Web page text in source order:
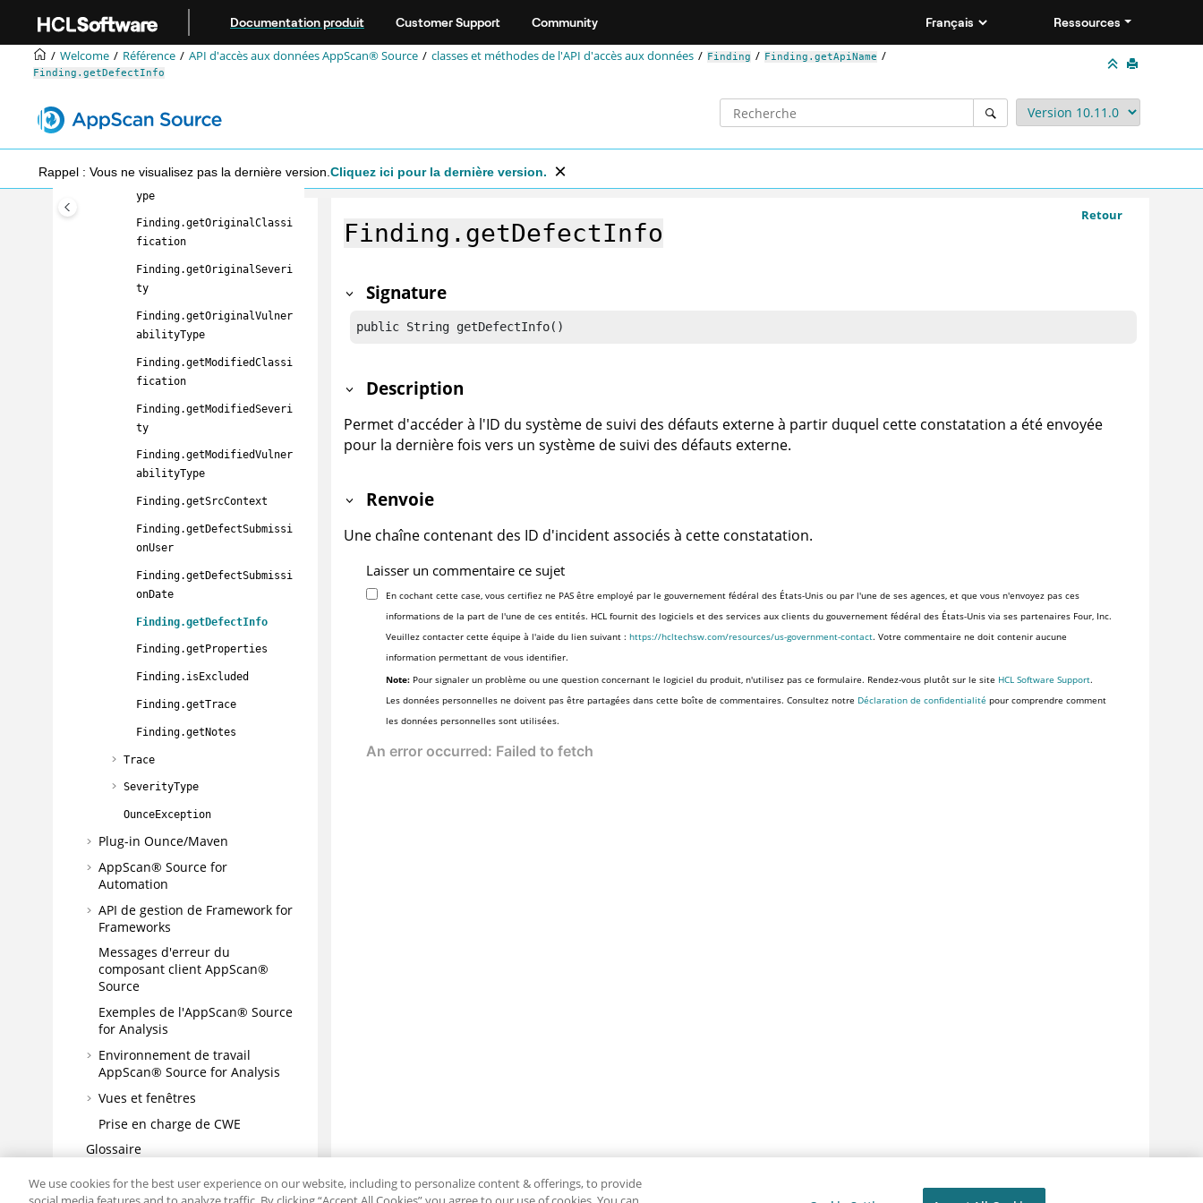
Documentation produit Customer Support Community Ressources
Welcome Référence API d'accès aux donnéesAppScan® Source classes et méthodes de l'API d'accès aux données Finding
Finding.getApiName
Finding.getDefectInfo
Rappel : Vous ne visualisez pas la dernière version. Cliquez ici pour la dernière version.
Finding.getFilename
Finding.getLineNumber
Finding.getApiName
Finding.getClassification
Finding.getSeverity
Finding.getVulnerabilityT
ype
Finding.getOriginalClassi
fication
Finding.getOriginalSeveri
ty
Finding.getOriginalVulner
abilityType
Finding.getModifiedClassi
fication
Finding.getModifiedSeveri
ty
Finding.getModifiedVulner
abilityType
Finding.getSrcContext
Finding.getDefectSubmissi
onUser
Finding.getDefectSubmissi
onDate
Finding.getDefectInfo
Finding.getProperties
Finding.isExcluded
Finding.getTrace
Finding.getNotes
Trace
SeverityType
OunceException
Plug-in Ounce/Maven
AppScan® Source for
Automation
API de gestion de Framework for
Frameworks
Messages d'erreur du
composant client AppScan®
Source
Exemples de l'AppScan® Source
for Analysis
Environnement de travail
AppScan® Source for Analysis
Vues et fenêtres
Prise en charge de CWE
Glossaire
Traitement des incidents et support
Retour
Finding.getDefectInfo
Signature
public String getDefectInfo()
Description
Permet d'accéder à l'ID du système de suivi des défauts externe à partir duquel cette constatation a été envoyée
pour la dernière fois vers un système de suivi des défauts externe.
Renvoie
Une chaîne contenant des ID d'incident associés à cette constatation.
Laisser un commentaire ce sujet
En cochant cette case, vous certifiez ne PAS être employé par le gouvernement fédéral des États-Unis ou par l'une de ses agences, et que vous n'envoyez pas ces
informations de la part de l'une de ces entités. HCL fournit des logiciels et des services aux clients du gouvernement fédéral des États-Unis via ses partenaires Four, Inc.
Veuillez contacter cette équipe à l'aide du lien suivant :https://hcltechsw.com/resources/us-government-contact. Votre commentaire ne doit contenir aucune
information permettant de vous identifier.
Note: Pour signaler un problème ou une question concernant le logiciel du produit, n'utilisez pas ce formulaire. Rendez-vous plutôt sur le site HCL Software Support.
Les données personnelles ne doivent pas être partagées dans cette boîte de commentaires. Consultez notre Déclaration de confidentialité pour comprendre comment
les données personnelles sont utilisées.
We use cookies for the best user experience on our website, including to personalize content & offerings, to provide